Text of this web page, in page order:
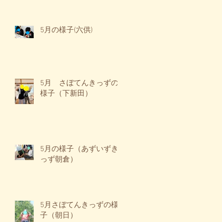
5月の様子(六供)
5月 さぼてんきっずの
様子（下新田）
5月の様子（あずいずき
っず朝倉）
5月さぼてんきっずの様
子（朝日）